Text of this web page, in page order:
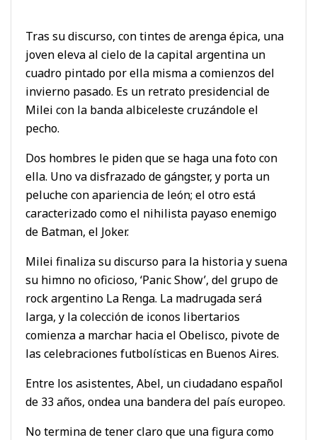
Tras su discurso, con tintes de arenga épica, una
joven eleva al cielo de la capital argentina un
cuadro pintado por ella misma a comienzos del
invierno pasado. Es un retrato presidencial de
Milei con la banda albiceleste cruzándole el
pecho.
Dos hombres le piden que se haga una foto con
ella. Uno va disfrazado de gángster, y porta un
peluche con apariencia de león; el otro está
caracterizado como el nihilista payaso enemigo
de Batman, el Joker.
Milei finaliza su discurso para la historia y suena
su himno no oficioso, ‘Panic Show’, del grupo de
rock argentino La Renga. La madrugada será
larga, y la colección de iconos libertarios
comienza a marchar hacia el Obelisco, pivote de
las celebraciones futbolísticas en Buenos Aires.
Entre los asistentes, Abel, un ciudadano español
de 33 años, ondea una bandera del país europeo.
No termina de tener claro que una figura como